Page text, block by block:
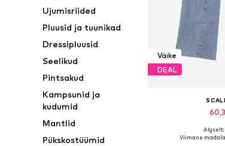
Ujumisriided
Pluusid ja tuunikad
Dressipluusid
Seelikud
Pintsakud
Kampsunid ja
kudumid
Mantlid
Pükskostüümid
Väike
DEAL
Algselt:
Viimane